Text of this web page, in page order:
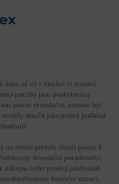
data, ať už v číselné či textové
portálu jsou poskytovány
pouze orientační, nemusí být
sloužit jako jediný podklad
na tomto portálu slouží pouze k
investiční poradenství,
nákupu nebo prodeji jakéhokoli
finanční situaci,